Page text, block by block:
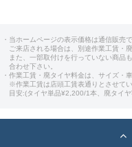
・当ホームページの表示価格は通信販売
ご来店される場合は、別途作業工賃・
また、一部取付けを行っていない商品
合わせ下さい。
・作業工賃・廃タイヤ料金は、サイズ・
※作業工賃は店頭工賃表通りとさせてい
目安:(タイヤ単品¥2,200/1本、廃タイ